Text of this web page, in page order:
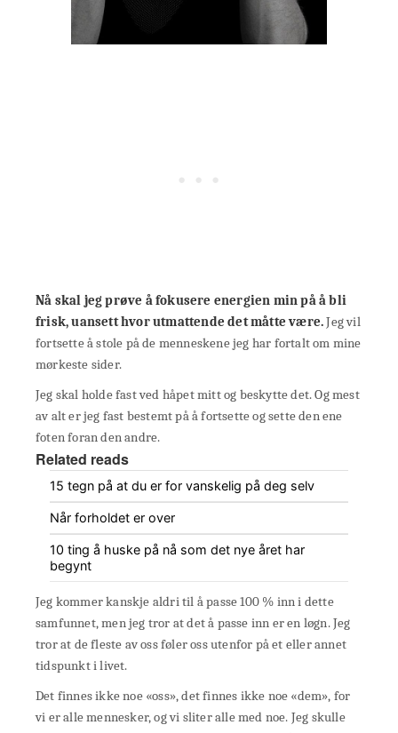
Nå skal jeg prøve å fokusere energien min på å bli
frisk, uansett hvor utmattende det måtte være.Jeg vil
fortsette å stole på de menneskene jeg har fortalt om mine
mørkeste sider.
Jeg skal holde fast ved håpet mitt og beskytte det. Og mest
av alt er jeg fast bestemt på å fortsette og sette den ene
foten foran den andre.
Related reads
15 tegn på at du er for vanskelig på deg selv
Når forholdet er over
10 ting å huske på nå som det nye året har
begynt
Jeg kommer kanskje aldri til å passe 100 % inn i dette
samfunnet, men jeg tror at det å passe inn er en løgn. Jeg
tror at de fleste av oss føler oss utenfor på et eller annet
tidspunkt i livet.
Det finnes ikke noe «oss», det finnes ikke noe «dem», for
vi er alle mennesker, og vi sliter alle med noe. Jeg skulle